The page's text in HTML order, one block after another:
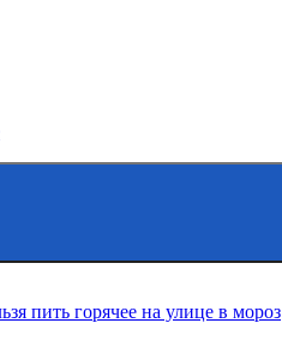
пить горячее на улице в мороз